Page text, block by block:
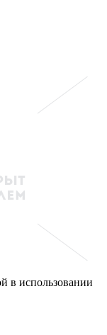
в использовании